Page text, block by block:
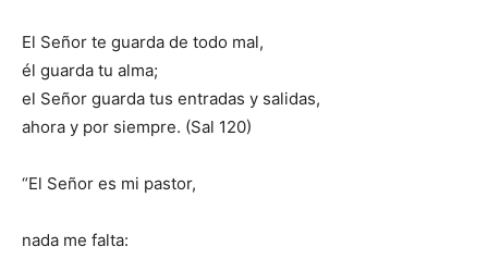
El Señor te guarda de todo mal,
él guarda tu alma;
el Señor guarda tus entradas y salidas,
ahora y por siempre. (Sal 120)
“El Señor es mi pastor,
nada me falta: